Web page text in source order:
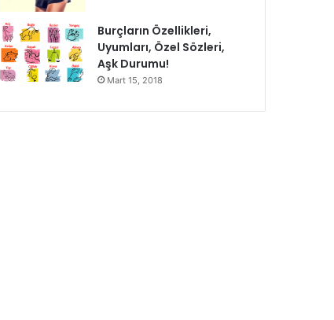
Burçların Özellikleri,
Uyumları, Özel Sözleri,
Aşk Durumu!
Mart 15, 2018